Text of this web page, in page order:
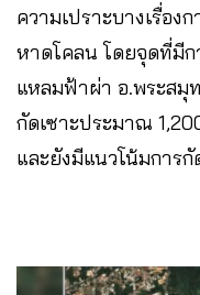
ความเปราะบางเรื่อง
หาดโคลน โดยจุดที่มีก
แหลมฟ้าผ่า อ.พระสมุ
กัดเซาะประมาณ
และยังมีแนวโน้มการกั